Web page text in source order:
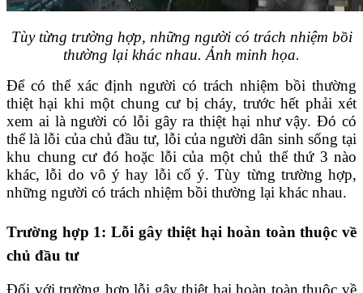
Tùy từng trường hợp, những người có trách nhiệm bồi
thường lại khác nhau. Ảnh minh họa.
Để có thể xác định người có trách nhiệm bồi thường
thiệt hại khi một chung cư bị cháy, trước hết phải xét
xem ai là người có lỗi gây ra thiệt hại như vậy. Đó có
thể là lỗi của chủ đầu tư, lỗi của người dân sinh sống tại
khu chung cư đó hoặc lỗi của một chủ thể thứ 3 nào
khác, lỗi do vô ý hay lỗi cố ý. Tùy từng trường hợp,
những người có trách nhiệm bồi thường lại khác nhau.
Trường hợp 1: Lỗi gây thiệt hại hoàn toàn thuộc về
chủ đầu tư
Đối với trường hợp lỗi gây thiệt hại hoàn toàn thuộc về